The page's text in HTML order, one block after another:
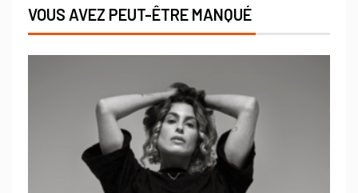
VOUS AVEZ PEUT-ÊTRE MANQUÉ